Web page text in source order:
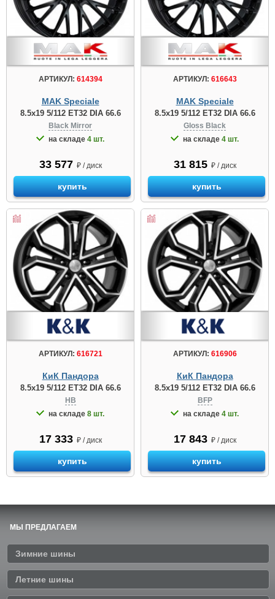
АРТИКУЛ: 614394
MAK Speciale
8.5x19 5/112 ET32 DIA 66.6
Black Mirror
на складе 4 шт.
33 577 ₽ / диск
купить
АРТИКУЛ: 616643
MAK Speciale
8.5x19 5/112 ET32 DIA 66.6
Gloss Black
на складе 4 шт.
31 815 ₽ / диск
купить
АРТИКУЛ: 616721
КиК Пандора
8.5x19 5/112 ET32 DIA 66.6
HB
на складе 8 шт.
17 333 ₽ / диск
купить
АРТИКУЛ: 616906
КиК Пандора
8.5x19 5/112 ET32 DIA 66.6
BFP
на складе 4 шт.
17 843 ₽ / диск
купить
МЫ ПРЕДЛАГАЕМ
Зимние шины
Летние шины